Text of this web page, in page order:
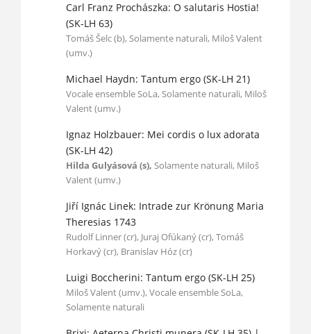
Carl Franz Prochászka: O salutaris Hostia!
(SK-LH 63)
Tomáš Šelc (b), Solamente naturali, Miloš Valent
(umv.)
Michael Haydn: Tantum ergo (SK-LH 21)
Vocale ensemble SoLa, Solamente naturali, Miloš
Valent (umv.)
Ignaz Holzbauer: Mei cordis o lux adorata
(SK-LH 42)
Hilda Gulyásová (s), Solamente naturali, Miloš
Valent (umv.)
Jiří Ignác Linek: Intrade zur Krönung Maria
Theresias 1743
Rudolf Linner (cr), Juraj Ofúkaný (cr), Tomáš
Horkavý (cr), Branislav Hóz (cr)
Luigi Boccherini: Tantum ergo (SK-LH 25)
Miloš Valent (umv.), Vocale ensemble SoLa,
Solamente naturali